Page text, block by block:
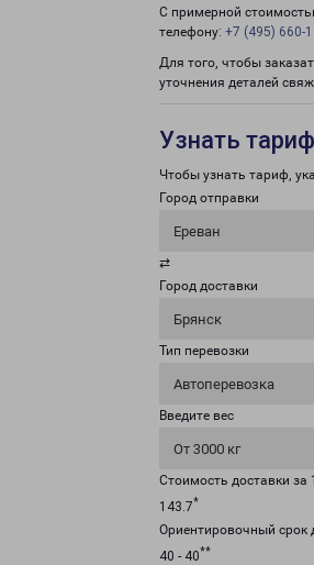
С примерной
телефону: +7 (495) 660-
Для того, чтобы
уточнения деталей
Узнать
Чтобы узнать тариф,
Город отправки
Ереван
⇄
Город доставки
Брянск
Тип перевозки
Автоперевозка
Введите вес
От 3000 кг
Стоимость доставки
143.7*
Ориентировочный срок
40 - 40**